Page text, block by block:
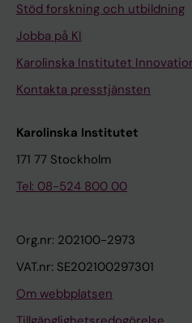
Stöd forskning och utbildning
Jobba på KI
Karolinska Institutet
Kontakta presstjänsten
Karolinska Institutet
171 77 Stockholm
Tel: 08-524 800 00
Org.nr: 202100-2973
VAT.nr: SE202100297301
Om webbplatsen